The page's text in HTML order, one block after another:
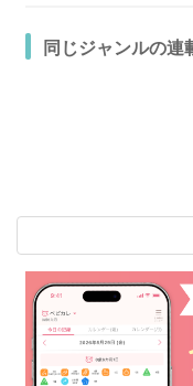
同じジャンルの連